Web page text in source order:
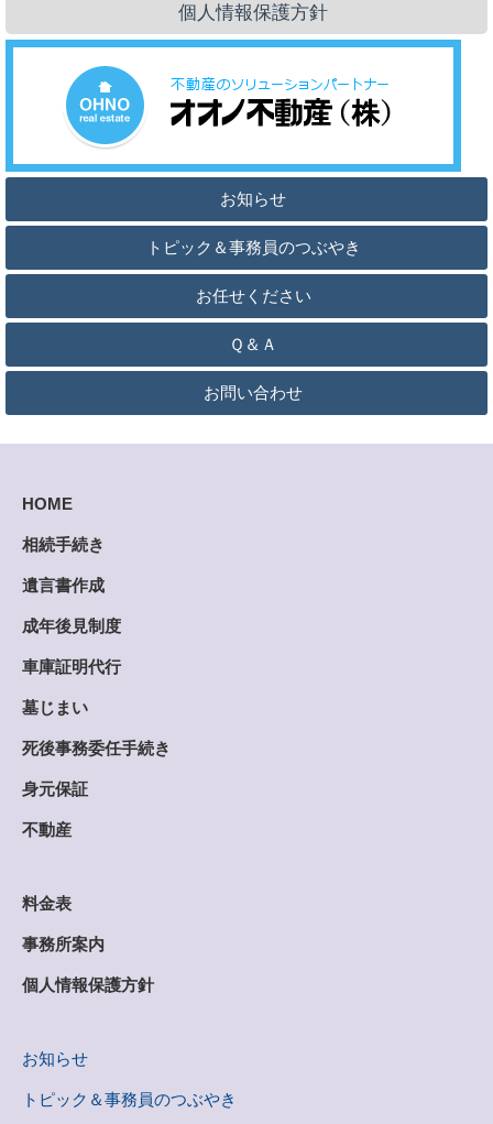
個人情報保護方針
お知らせ
トピック＆事務員のつぶやき
お任せください
Ｑ＆Ａ
お問い合わせ
HOME
相続手続き
遺言書作成
成年後見制度
車庫証明代行
墓じまい
死後事務委任手続き
身元保証
不動産
料金表
事務所案内
個人情報保護方針
お知らせ
トピック＆事務員のつぶやき